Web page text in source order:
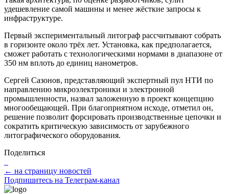
удешевление самой машины и менее жёсткие запросы к
инфраструктуре.
Первый экспериментальный литограф рассчитывают собрать
в горизонте около трёх лет. Установка, как предполагается,
сможет работать с технологическими нормами в диапазоне от
350 нм вплоть до единиц нанометров.
Сергей Сазонов, представляющий экспертный пул НТИ по
направлению микроэлектроники и электронной
промышленности, назвал заложенную в проект концепцию
многообещающей. При благоприятном исходе, отметил он,
решение позволит форсировать производственные цепочки и
сократить критическую зависимость от зарубежного
литографического оборудования.
Поделиться
← на страницу новостей
Подпишитесь на Телеграм-канал